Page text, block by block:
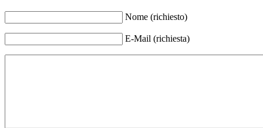
Nome (richiesto)
E-Mail (richiesta)